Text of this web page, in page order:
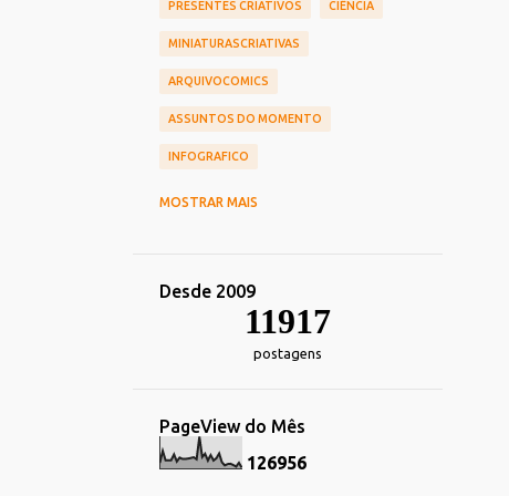
PRESENTES CRIATIVOS CIÊNCIA
MINIATURASCRIATIVAS
ARQUIVOCOMICS
ASSUNTOS DO MOMENTO
INFOGRAFICO
IMPRESSOS ALIMENTACAO
ESPORTE FOTOGRAFIA
MOSTRAR MAIS
Desde 2009
11917
postagens
PageView do Mês
126956